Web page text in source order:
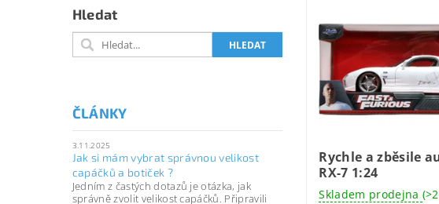
Hledat
ČLÁNKY
3.11.2025
Jak si mám vybrat správnou velikost
capáčků a botiček ?
Jedním z častých dotazů je otázka, jak
správně zvolit velikost capáčků. Připravili
Rychle a zběsile
RX-7 1:24
Skladem prodejna